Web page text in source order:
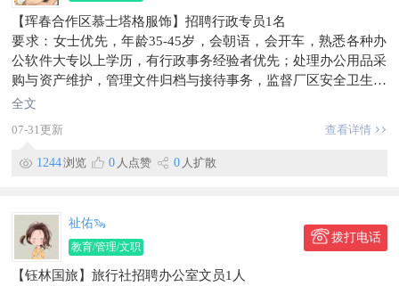
【珲春合作区慕士塔格服饰】招聘行政专员1名
要求：女士优先，年龄35-45岁，会朝语，会开车，熟悉各种办
公软件大专以上学历，有行政事务经验者优先；处理办公用品采
购与资产维护，管理文件归档与接待事务，监督厂区安全卫生，
组织安全培训，协调员工食宿及外籍人员翻译支持。
薪资待遇：薪资4-6k，包食宿，缴纳五险，员工内购福利等。
☎️：修女士182****0892
联系时，请说明在【珲春圈】看到的~
全文
07-31更新
查看详情
1244浏览 0 人点赞 0 人扩散
祉佑🦦
教育/管理/文职
拨打电话
【钰林国旅】旅行社招聘办公室文员1人